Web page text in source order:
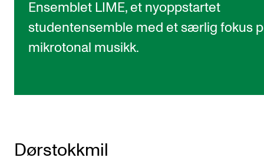
Ensemblet LIME, et nyoppstartet
studentensemble med et særlig fokus
mikrotonal musikk.
Dørstokkmil